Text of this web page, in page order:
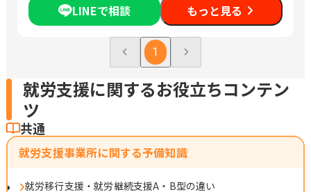
LINEで相談 もっと見る
1
就労支援に関するお役立ちコンテン
ツ
共通
就労支援事業所に関する予備知識
就労移行支援・就労継続支援A・B型の違い